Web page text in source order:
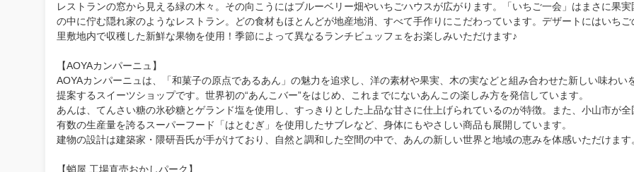
レストランの窓から見える緑の木々。その向こうにはブルーベリー畑やいちごハウスが広がります。「いちご一会」はまさに果実
の中に佇む隠れ家のようなレストラン。どの食材もほとんどが地産地消、すべて手作りにこだわっています。デザートにはいちご
里敷地内で収穫した新鮮な果物を使用！季節によって異なるランチビュッフェをお楽しみいただけます♪
【AOYAカンパーニュ】
AOYAカンパーニュは、「和菓子の原点であるあん」の魅力を追求し、洋の素材や果実、木の実などと組み合わせた新しい味わい
提案するスイーツショップです。世界初の“あんこバー”をはじめ、これまでにないあんこの楽しみ方を発信しています。
あんは、てんさい糖の氷砂糖とゲランド塩を使用し、すっきりとした上品な甘さに仕上げられているのが特徴。また、小山市が全
有数の生産量を誇るスーパーフード「はとむぎ」を使用したサブレなど、身体にもやさしい商品も展開しています。
建物の設計は建築家・隈研吾氏が手がけており、自然と調和した空間の中で、あんの新しい世界と地域の恵みを体感いただけます
【蛸屋 工場直売おかしパーク】